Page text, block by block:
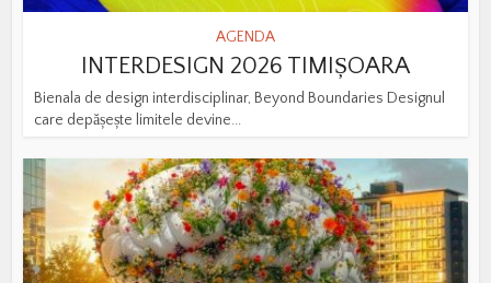
AGENDA
INTERDESIGN 2026 TIMIȘOARA
Bienala de design interdisciplinar, Beyond Boundaries Designul
care depășește limitele devine...